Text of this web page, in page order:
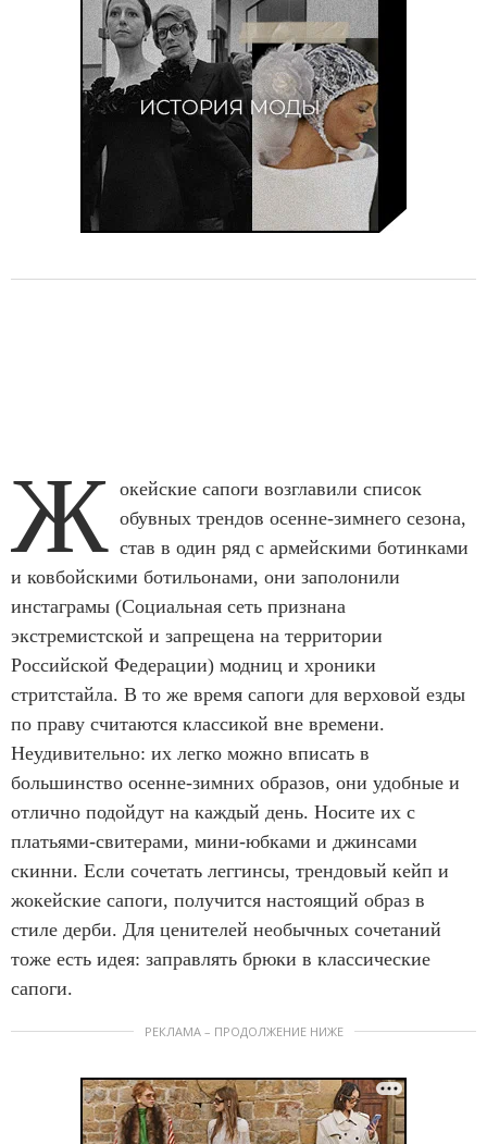
Ж окейские сапоги возглавили список
обувных трендов осенне-зимнего сезона,
став в один ряд с армейскими ботинками
и ковбойскими ботильонами, они заполонили
инстаграмы (Социальная сеть признана
экстремистской и запрещена на территории
Российской Федерации) модниц и хроники
стритстайла. В то же время сапоги для верховой езды
по праву считаются классикой вне времени.
Неудивительно: их легко можно вписать в
большинство осенне-зимних образов, они удобные и
отлично подойдут на каждый день. Носите их с
платьями-свитерами, мини-юбками и джинсами
скинни. Если сочетать леггинсы, трендовый кейп и
жокейские сапоги, получится настоящий образ в
стиле дерби. Для ценителей необычных сочетаний
тоже есть идея: заправлять брюки в классические
сапоги.
РЕКЛАМА – ПРОДОЛЖЕНИЕ НИЖЕ